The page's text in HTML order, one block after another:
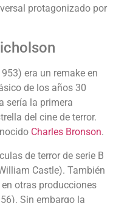
protagonizado por
era un remake en
de los años 30
sería la primera
del cine de terror.
Charles Bronson.
de terror de serie B
Castle). También
otras producciones
Sin embargo la